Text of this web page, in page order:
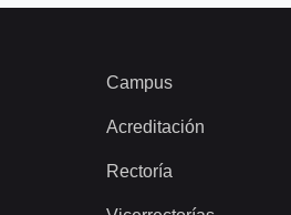
Campus
Acreditación
Rectoría